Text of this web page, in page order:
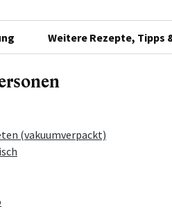
Weitere Rezepte, Tipps
(vakuumverpackt)